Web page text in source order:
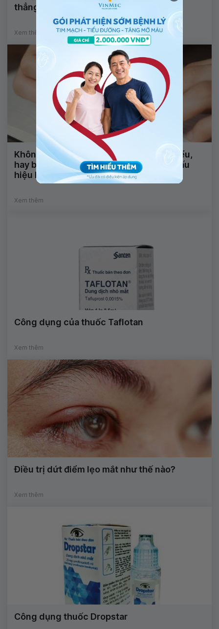
thẳng có phải dấu hiệu của lác?
Xem thêm
Không nói được, nhìn mặt chữ không hiểu,
hay bị động kinh và tê đầu ngón tay là dấu
hiệu bệnh gì?
Xem thêm
Công dụng của thuốc Taflotan
Xem thêm
Điều trị dứt điểm lẹo mắt như thế nào?
Xem thêm
Công dụng thuốc Dropstar